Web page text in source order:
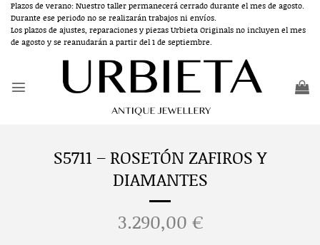
Saltar
contenido
Plazos de verano: Nuestro taller permanecerá cerrado durante el mes de agosto.
Durante ese periodo no se realizarán trabajos ni envíos.
Los plazos de ajustes, reparaciones y piezas Urbieta Originals no incluyen el mes
de agosto y se reanudarán a partir del 1 de septiembre.
S5711 – ROSETÓN ZAFIROS Y
DIAMANTES
3.290,00 €